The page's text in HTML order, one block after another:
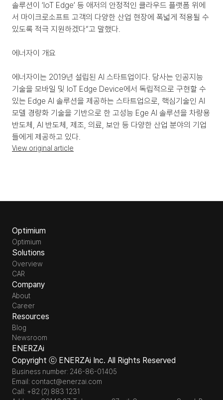
솔루션이 ‘IoT Edge’ 등 애저의 안정적인 클라우드 플랫폼 위에
서 마이크로소프트 고객의 다양한 산업 현장에 폭넓게 적용될 수
있도록 적극 지원하겠다”고 말했다.
에너자이 개요
에너자이는 2019년 설립된 AI 스타트업이다. 당사는 인공지능
기술을 모바일 및 IoT Edge Device에서 독립적으로 구현할 수
있는 Edge AI 솔루션을 제공하는 스타트업으로, 핵심기술인 AI
모델 경량화 기술을 기반으로 한 고성능 Ege AI 솔루션을 차량용
반도체, AI 반도체, 제조, 의료, 보안 등 다양한 산업 분야의 기업
들에게 제공하고 있다.
View original article
Optimium
Optimium
Solutions
Overview
CAR
Company
About
Career
Resources
Blog
Newsroom
ENERZAi
Copyright ⓒ ENERZAi Inc. All Rights Reserved
Business number: 246-86-01405
Email: contact@enerzai.com
Call: +82 (2) 883 1231